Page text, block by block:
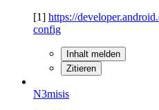
[1] https://
config
Inhalt melden
Zitieren
N3misis